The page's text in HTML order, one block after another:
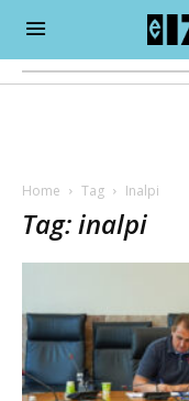
Home Tag Inalpi
Tag: inalpi